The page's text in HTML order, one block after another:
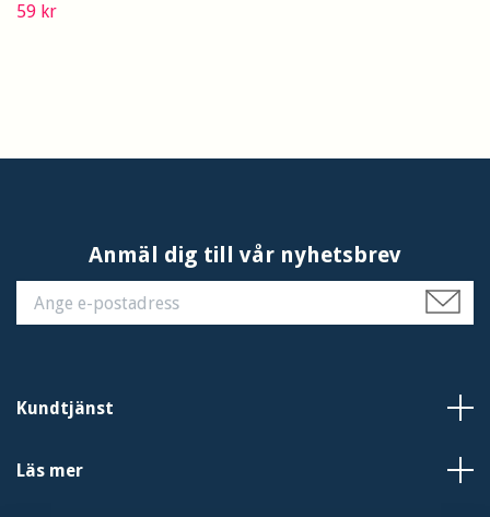
59 kr
Anmäl dig till vår nyhetsbrev
Kundtjänst
Läs mer